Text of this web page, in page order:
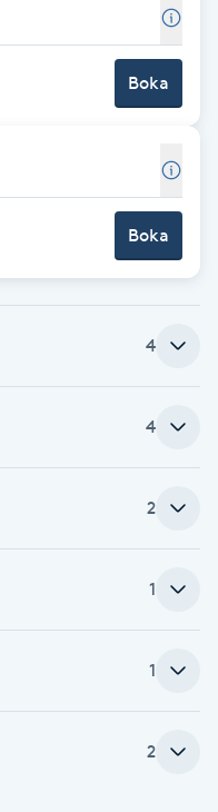
Boka
Boka
4
4
2
1
1
2